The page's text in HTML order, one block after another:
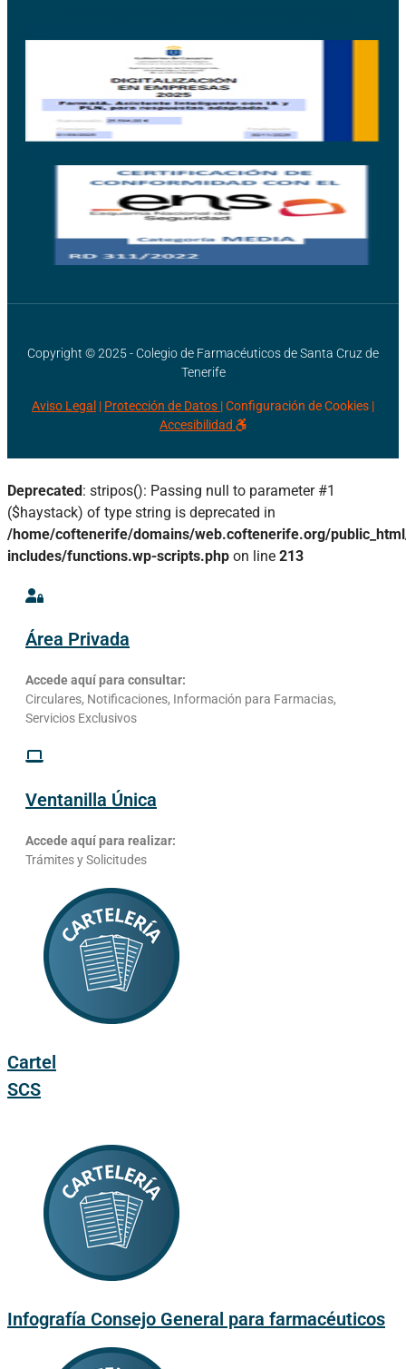
Copyright © 2025 - Colegio de Farmacéuticos de Santa Cruz de
Tenerife
Aviso Legal | Protección de Datos |Configuración de Cookies |
Accesibilidad
Deprecated : stripos(): Passing null to parameter #1
($haystack) of type string is deprecated in
/home/coftenerife/domains/web.coftenerife.org/
includes/functions.wp-scripts.php on line 213
Área Privada
Accede aquí para consultar:
Circulares, Notificaciones, Información para Farmacias,
Servicios Exclusivos
Ventanilla Única
Accede aquí para realizar:
Trámites y Solicitudes
Cartel
SCS
Infografía Consejo General para farmacéuticos